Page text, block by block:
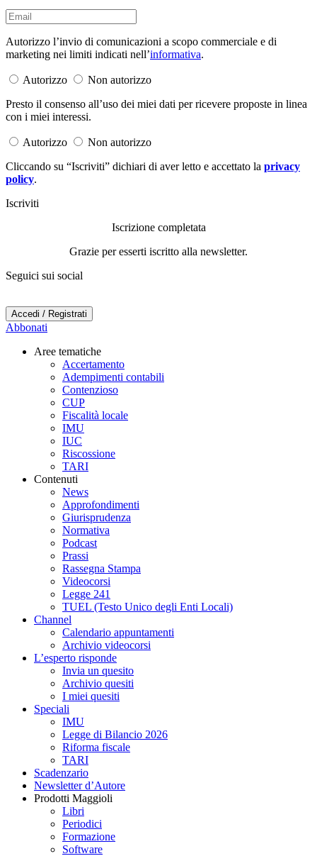
Autorizzo l’invio di comunicazioni a scopo commerciale e di
marketing nei limiti indicati nell’informativa.
Autorizzo
Non autorizzo
Presto il consenso all’uso dei miei dati per ricevere proposte in linea
con i miei interessi.
Autorizzo
Non autorizzo
Cliccando su “Iscriviti” dichiari di aver letto e accettato la privacy
policy.
Iscriviti
Iscrizione completata
Grazie per esserti iscritto alla newsletter.
Seguici sui social
Accedi / Registrati
Abbonati
Aree tematiche
Accertamento
Adempimenti contabili
Contenzioso
CUP
Fiscalità locale
IMU
IUC
Riscossione
TARI
Contenuti
News
Approfondimenti
Giurisprudenza
Normativa
Podcast
Prassi
Rassegna Stampa
Videocorsi
Legge 241
TUEL (Testo Unico degli Enti Locali)
Channel
Calendario appuntamenti
Archivio videocorsi
L’esperto risponde
Invia un quesito
Archivio quesiti
I miei quesiti
Speciali
IMU
Legge di Bilancio 2026
Riforma fiscale
TARI
Scadenzario
Newsletter d’Autore
Prodotti Maggioli
Libri
Periodici
Formazione
Software